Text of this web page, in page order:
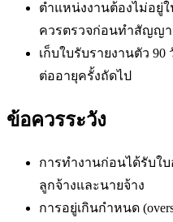
ตำแหน่งงานต้องไม่อยู่
ควรตรวจก่อนทำสัญญา
เก็บใบรับรายงานตัว
ต่ออายุครั้งถัดไป
ข้อควรระวัง
การทำงานก่อนได้รับ
ลูกจ้างและนายจ้าง
การอยู่เกินกำหนด